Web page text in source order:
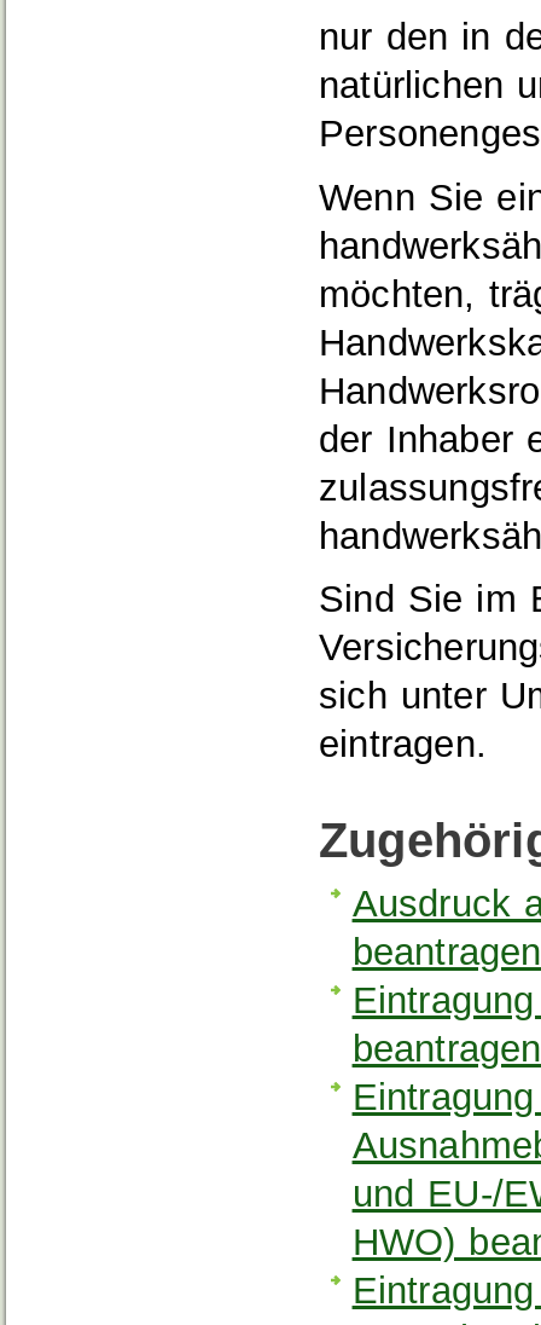
nur den in
natürlichen
Wenn Sie
möchten,
der Inhaber
Sind Sie im
sich unter
eintragen.
Ausdruck
beantragen
beantragen
und EU-/
HWO)